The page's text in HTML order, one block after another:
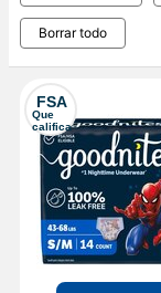
Borrar todo
FSA
Que
califica